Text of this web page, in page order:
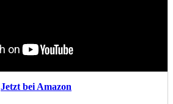
Jetzt bei Amazon